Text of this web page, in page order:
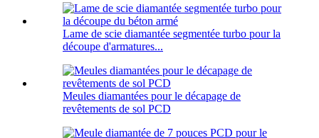
Lame de scie diamantée segmentée turbo pour la
découpe d'armatures...
Meules diamantées pour le décapage de
revêtements de sol PCD